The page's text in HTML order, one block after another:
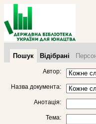
Пошук Відібрані
Автор:
Назва документа:
Анотація:
Тема: